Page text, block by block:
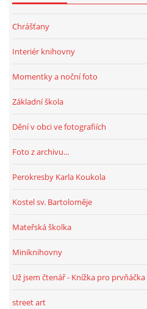
Chrášťany
Interiér knihovny
Momentky a noční foto
Základní škola
Dění v obci ve fotografiích
Foto z archivu...
Perokresby Karla Koukola
Kostel sv. Bartoloměje
Mateřská školka
Miniknihovny
Už jsem čtenář - Knížka pro prvňáčka
street art